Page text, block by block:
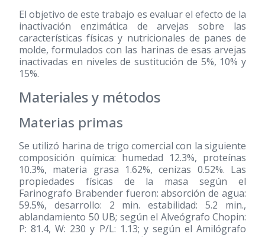
El objetivo de este trabajo es evaluar el efecto de la
inactivación enzimática de arvejas sobre las
características físicas y nutricionales de panes de
molde, formulados con las harinas de esas arvejas
inactivadas en niveles de sustitución de 5%, 10% y
15%.
Materiales y métodos
Materias primas
Se utilizó harina de trigo comercial con la siguiente
composición química: humedad 12.3%, proteínas
10.3%, materia grasa 1.62%, cenizas 0.52%. Las
propiedades físicas de la masa según el
Farinografo Brabender fueron: absorción de agua:
59.5%, desarrollo: 2 min. estabilidad: 5.2 min.,
ablandamiento 50 UB; según el Alveógrafo Chopin:
P: 81.4, W: 230 y P/L: 1.13; y según el Amilógrafo